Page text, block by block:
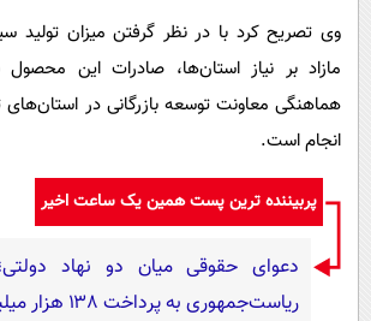
وی تصریح کرد با در نظر گرفتن میزان
مازاد بر نیاز استان‌ها، صادرات این
هماهنگی معاونت توسعه بازرگانی در
انجام است.
پربیننده ترین پست همین یک ساعت اخیر
دعوای حقوقی میان دو نهاد
ریاست‌جمهوری به پرداخت ۱۳۸ هزار میلیارد تومان